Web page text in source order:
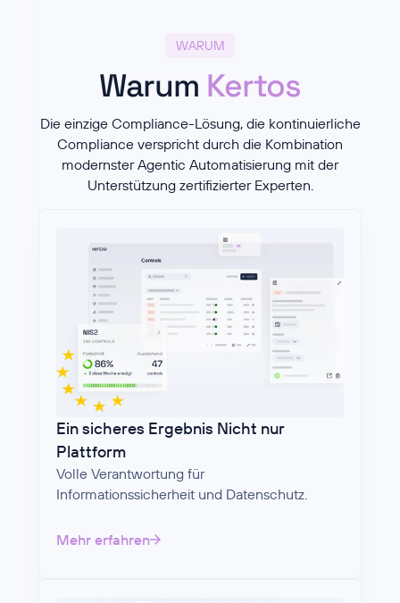
WARUM
Warum Kertos
Die einzige Compliance-Lösung, die kontinuierliche
Compliance verspricht durch die Kombination
modernster Agentic Automatisierung mit der
Unterstützung zertifizierter Experten.
Ein sicheres Ergebnis Nicht nur
Plattform
Volle Verantwortung für
Informationssicherheit und Datenschutz.
Mehr erfahren